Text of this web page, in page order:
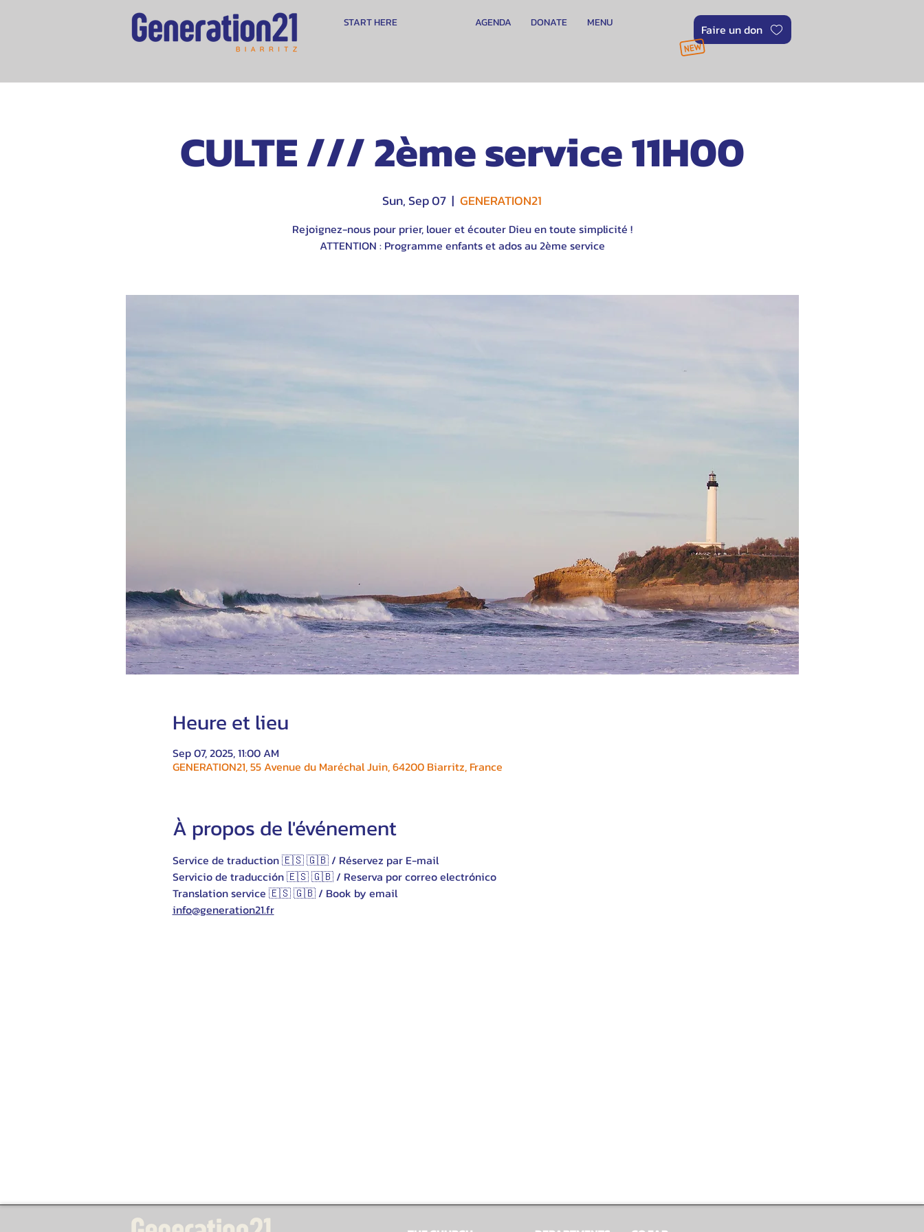
START HERE DONATE MENU
AGENDA Faire un don
CULTE /// 2ème service 11H00
Sun, Sep 07
  |
GENERATION21
Rejoignez-nous pour prier, louer et écouter Dieu en toute simplicité !
ATTENTION : Programme enfants et ados au 2ème service
Heure et lieu
Sep 07, 2025, 11:00 AM
GENERATION21, 55 Avenue du Maréchal Juin, 64200 Biarritz, France
À propos de l'événement
Service de traduction 🇪🇸 🇬🇧 / Réservez par E-mail
Servicio de traducción 🇪🇸 🇬🇧 / Reserva por correo electrónico
Translation service 🇪🇸 🇬🇧 / Book by email
info@generation21.fr